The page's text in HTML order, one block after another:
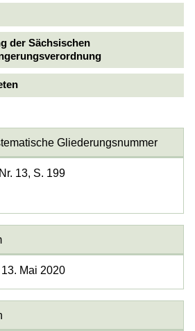
der Sächsischen
Gliederungsnummer
13, S. 199
Mai 2020